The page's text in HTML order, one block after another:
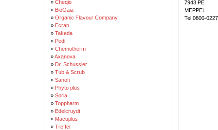
» Cheqio
» BioGaia
» Organic Flavour Company
» Ecran
» Takeda
» Pedi
» Chemotherm
»Axanova
» Dr. Schussler
» Tub & Scrub
» Sanofi
» Phyto plus
» Soria
» Toppharm
» Edelcruydt
» Macuplus
» Treffer
7943 PE
MEPPEL
Tel 0800-